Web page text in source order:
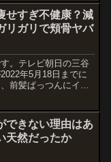
せすぎ不健康？減
リガリで頬骨ヤバ
。テレビ朝日の三谷
年5月18日までに
前髪ぱっつんにイメ
たと話題になったそ
れが痩せすぎや不...
できない理由はあ
天然だったか